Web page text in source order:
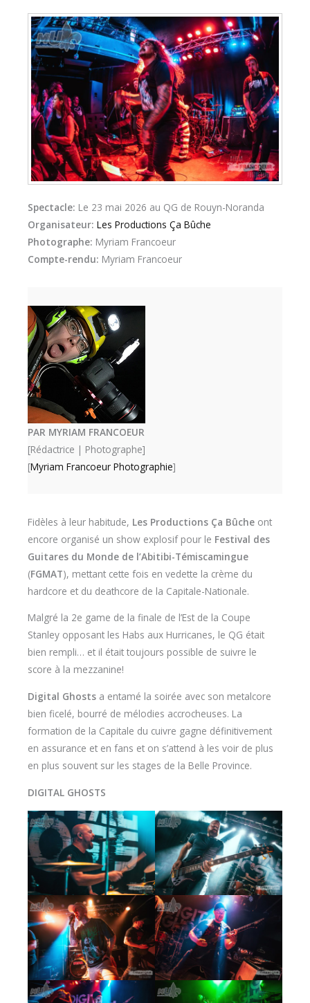
Spectacle: Le 23 mai 2026 au QG de Rouyn-Noranda
Organisateur: Les Productions Ça Bûche
Photographe: Myriam Francoeur
Compte-rendu: Myriam Francoeur
PAR MYRIAM FRANCOEUR
[Rédactrice | Photographe]
[Myriam Francoeur Photographie]
Fidèles à leur habitude, Les Productions Ça Bûche ont
encore organisé un show explosif pour le Festival des
Guitares du Monde de l’Abitibi-Témiscamingue
(FGMAT), mettant cette fois en vedette la crème du
hardcore et du deathcore de la Capitale-Nationale.
Malgré la 2e game de la finale de l’Est de la Coupe
Stanley opposant les Habs aux Hurricanes, le QG était
bien rempli… et il était toujours possible de suivre le
score à la mezzanine!
Digital Ghosts a entamé la soirée avec son metalcore
bien ficelé, bourré de mélodies accrocheuses. La
formation de la Capitale du cuivre gagne définitivement
en assurance et en fans et on s’attend à les voir de plus
en plus souvent sur les stages de la Belle Province.
DIGITAL GHOSTS